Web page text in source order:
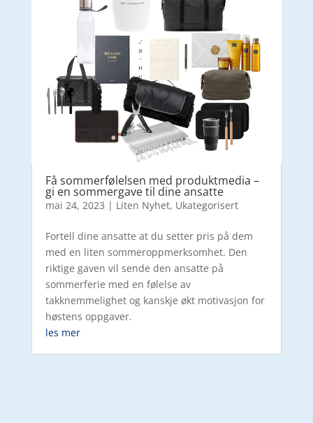
Få sommerfølelsen med produktmedia –
gi en sommergave til dine ansatte
mai 24, 2023 | Liten Nyhet, Ukategorisert
Fortell dine ansatte at du setter pris på dem
med en liten sommeroppmerksomhet. Den
riktige gaven vil sende den ansatte på
sommerferie med en følelse av
takknemmelighet og kanskje økt motivasjon for
høstens oppgaver.
les mer